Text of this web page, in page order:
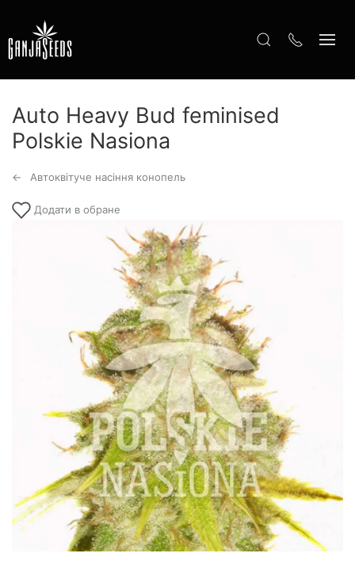
Auto Heavy Bud feminised
Polskie Nasiona
Автоквітуче насіння конопель
Додати в обране